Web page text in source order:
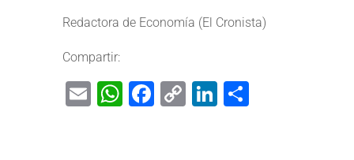
Redactora de Economía (El Cronista)
Compartir:
EmailWhatsApp
Facebook
CopyLinkedIn